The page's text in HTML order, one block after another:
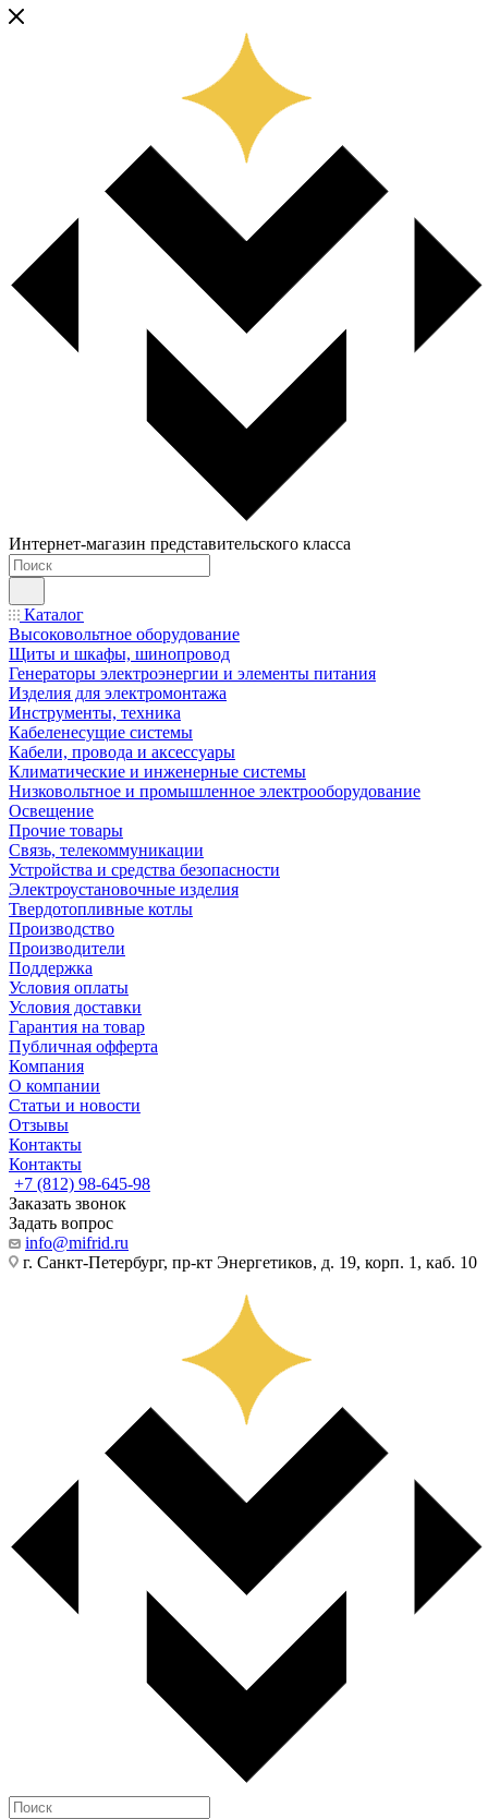
Интернет-магазин представительского класса
Каталог
Высоковольтное оборудование
Щиты и шкафы, шинопровод
Генераторы электроэнергии и элементы питания
Изделия для электромонтажа
Инструменты, техника
Кабеленесущие системы
Кабели, провода и аксессуары
Климатические и инженерные системы
Низковольтное и промышленное электрооборудование
Освещение
Прочие товары
Связь, телекоммуникации
Устройства и средства безопасности
Электроустановочные изделия
Твердотопливные котлы
Производство
Производители
Поддержка
Условия оплаты
Условия доставки
Гарантия на товар
Публичная офферта
Компания
О компании
Статьи и новости
Отзывы
Контакты
Контакты
+7 (812) 98-645-98
Заказать звонок
Задать вопрос
info@mifrid.ru
г. Санкт-Петербург, пр-кт Энергетиков, д. 19, корп. 1, каб. 10